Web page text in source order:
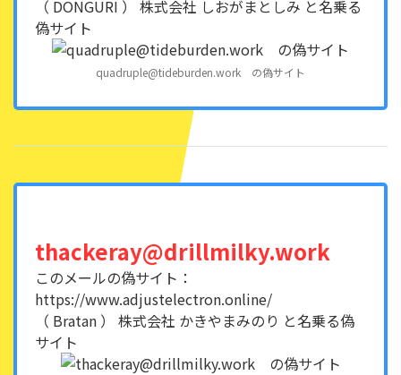
（ DONGURI ） 株式会社 しおがまとしみ と名乗る
偽サイト
quadruple@tideburden.work の偽サイト
thackeray@drillmilky.work
このメールの偽サイト：
https://www.adjustelectron.online/
（ Bratan ） 株式会社 かきやまみのり と名乗る偽
サイト